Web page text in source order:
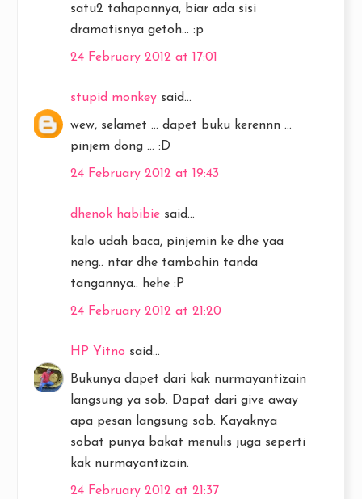
satu2 tahapannya, biar ada sisi
dramatisnya getoh... :p
24 February 2012 at 17:01
stupid monkey said...
wew, selamet ... dapet buku kerennn ...
pinjem dong ... :D
24 February 2012 at 19:43
dhenok habibie said...
kalo udah baca, pinjemin ke dhe yaa
neng.. ntar dhe tambahin tanda
tangannya.. hehe :P
24 February 2012 at 21:20
HP Yitno said...
Bukunya dapet dari kak nurmayantizain
langsung ya sob. Dapat dari give away
apa pesan langsung sob. Kayaknya
sobat punya bakat menulis juga seperti
kak nurmayantizain.
24 February 2012 at 21:37